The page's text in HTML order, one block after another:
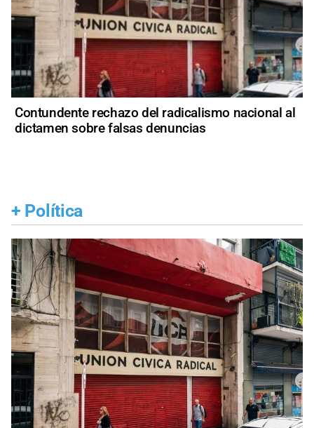
Contundente rechazo del radicalismo nacional al
dictamen sobre falsas denuncias
+ Política